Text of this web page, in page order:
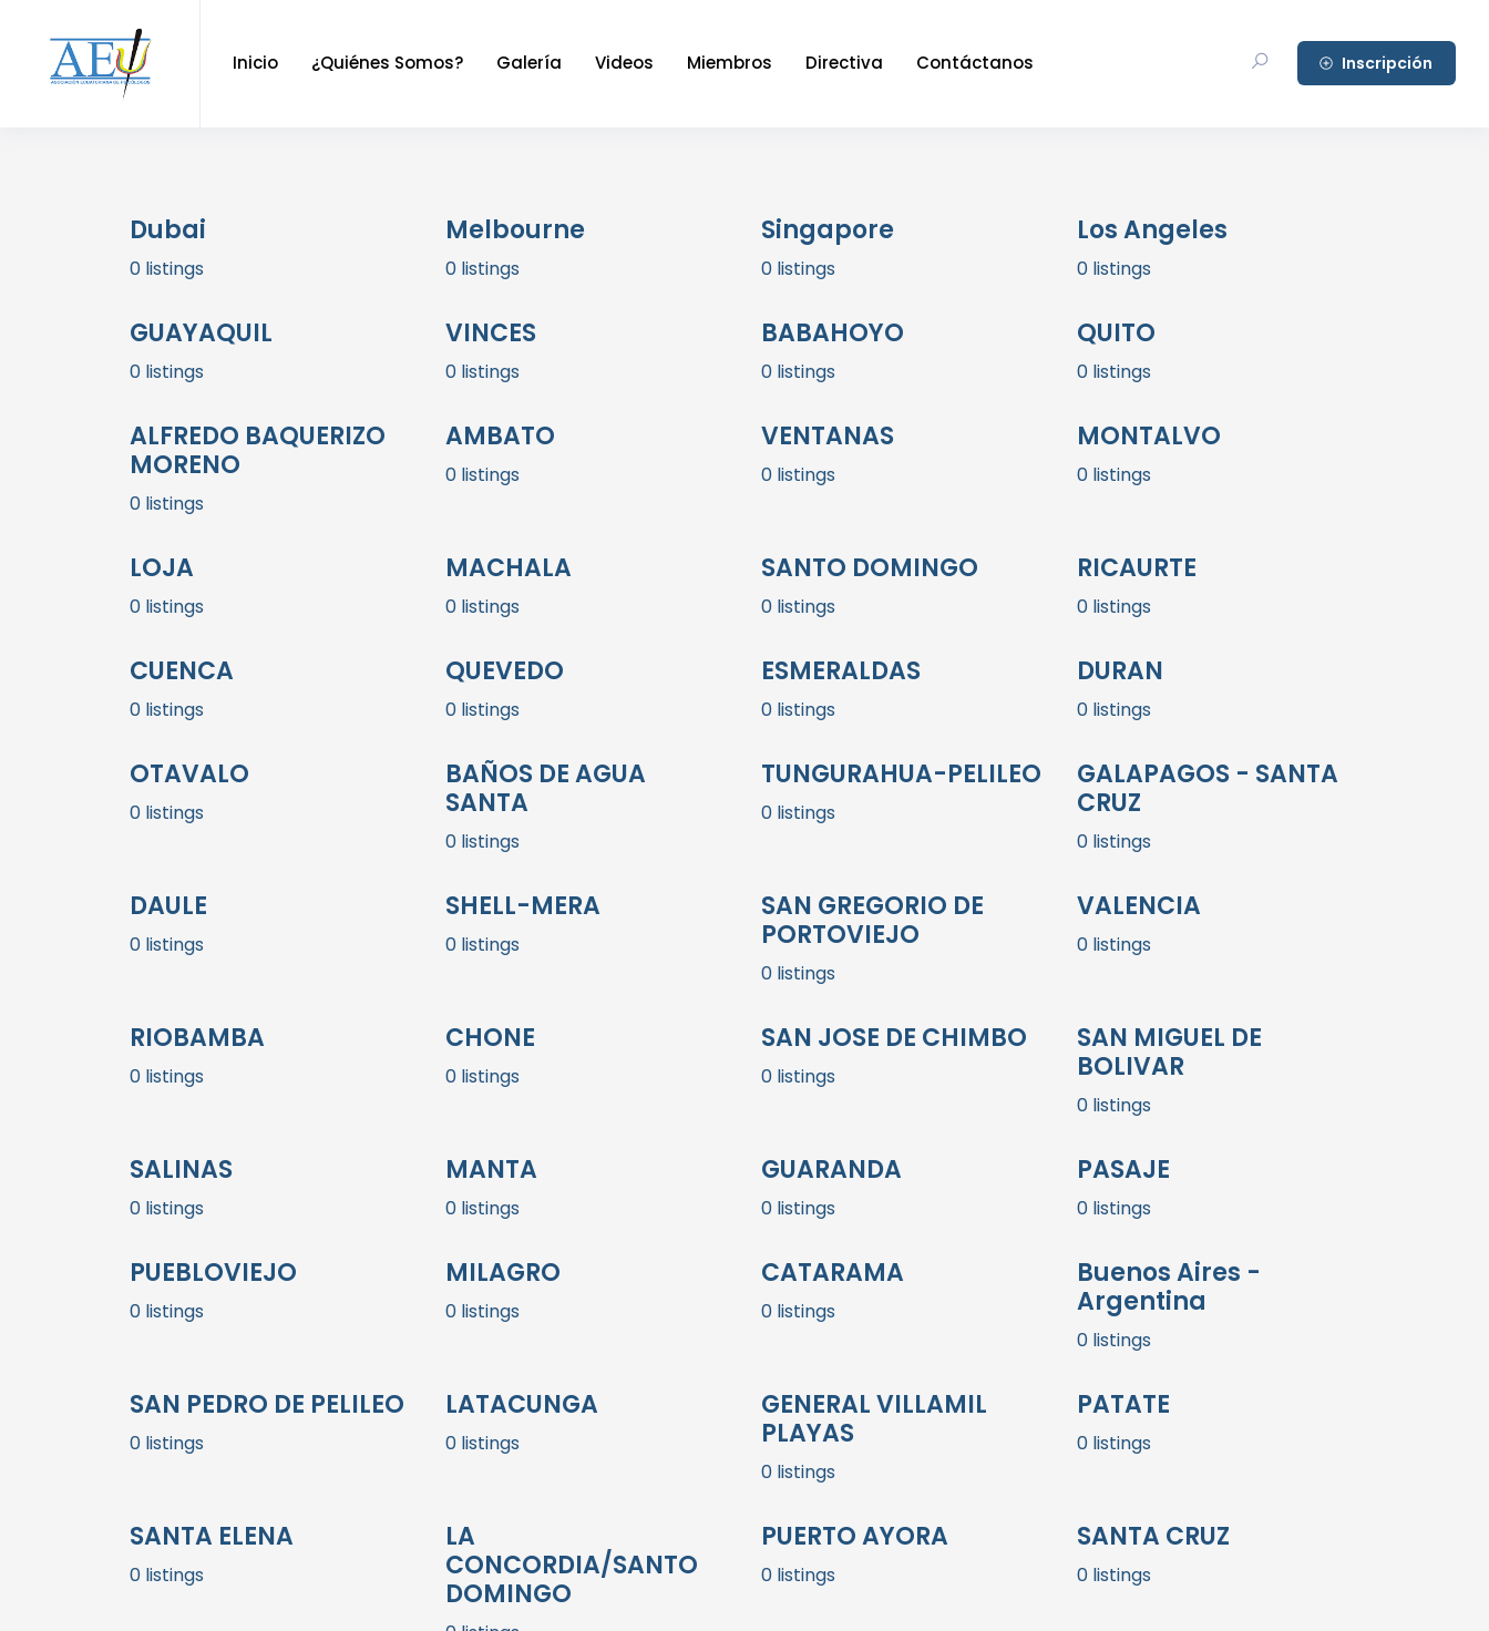
Inicio ¿Quiénes Somos? Galería Videos Miembros Directiva Contáctanos Inscripción
Dubai
0 listings
Melbourne
0 listings
Singapore
0 listings
Los Angeles
0 listings
GUAYAQUIL
0 listings
VINCES
0 listings
BABAHOYO
0 listings
QUITO
0 listings
ALFREDO BAQUERIZO
MORENO
0 listings
AMBATO
0 listings
VENTANAS
0 listings
MONTALVO
0 listings
LOJA
0 listings
MACHALA
0 listings
SANTO DOMINGO
0 listings
RICAURTE
0 listings
CUENCA
0 listings
QUEVEDO
0 listings
ESMERALDAS
0 listings
DURAN
0 listings
OTAVALO
0 listings
BAÑOS DE AGUA
SANTA
0 listings
TUNGURAHUA-PELILEO
0 listings
GALAPAGOS - SANTA
CRUZ
0 listings
DAULE
0 listings
SHELL-MERA
0 listings
SAN GREGORIO DE
PORTOVIEJO
0 listings
VALENCIA
0 listings
RIOBAMBA
0 listings
CHONE
0 listings
SAN JOSE DE CHIMBO
0 listings
SAN MIGUEL DE
BOLIVAR
0 listings
SALINAS
0 listings
MANTA
0 listings
GUARANDA
0 listings
PASAJE
0 listings
PUEBLOVIEJO
0 listings
MILAGRO
0 listings
CATARAMA
0 listings
Buenos Aires -
Argentina
0 listings
SAN PEDRO DE PELILEO
0 listings
LATACUNGA
0 listings
GENERAL VILLAMIL
PLAYAS
0 listings
PATATE
0 listings
SANTA ELENA
0 listings
LA
CONCORDIA/SANTO
DOMINGO
PUERTO AYORA
0 listings
SANTA CRUZ
0 listings